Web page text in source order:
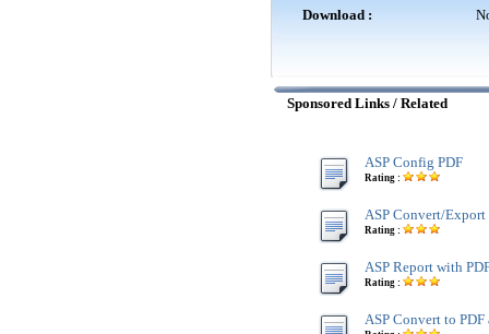
Download :
Sponsored Links / Related
ASP Config PDF
Rating :
ASP Convert/Export
Rating :
ASP Report with
Rating :
ASP Convert to